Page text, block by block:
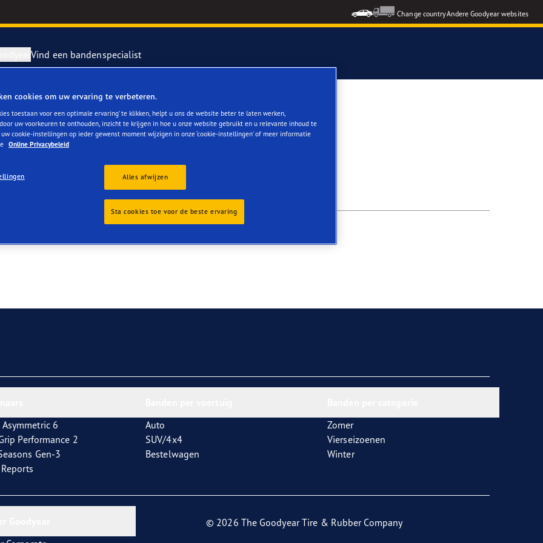
Change countryAndere Goodyear websites
4Seasons GEN-3
F1 SuperSport
F1 Asymmetric 6
Vind een bandenspecialist
Asymmetric 6
Performance 2
Gen-3
Auto
SUV/4x4
Bestelwagen
Zomer
Vierseizoenen
Winter
© 2026 The Goodyear Tire & Rubber Company
cookies om uw ervaring te verbeteren.
toestaan voor een optimale ervaring’ te klikken, helpt u ons de website beter te laten werken,
uw voorkeuren te onthouden, inzicht te krijgen in hoe u onze website gebruikt en u relevante inhoud te
uw cookie-instellingen op ieder gewenst moment wijzigen in onze ‘cookie-instellingen’ of meer informatie
Online Privacybeleid
Alles afwijzen
Sta cookies toe voor de beste ervaring